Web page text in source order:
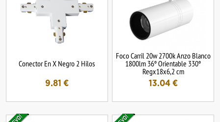
Conector En X Negro 2 Hilos
9.81 €
Foco Carril 20w 2700k Anzo Blanco
1800lm 36º Orientable 330º
Regx18x6,2 cm
13.04€